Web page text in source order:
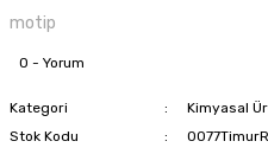
motip
0 - Yorum
Kategori
Kimyasal
Stok Kodu